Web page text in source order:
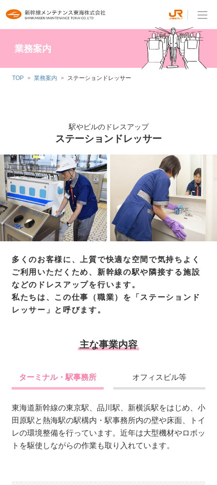
業務案内
TOP 業務案内 ステーションドレッサー
駅やビルのドレスアップ
ステーションドレッサー
多くのお客様に、上質で快適な空間で気持ちよく
ご利用いただくため、新幹線の駅や隣接する施設
などのドレスアップを行います。
私たちは、この仕事（職業）を「ステーションド
レッサー」と呼びます。
主な事業内容
ターミナル・駅事務所 オフィスビル等
東海道新幹線の東京駅、品川駅、新横浜駅をはじめ、小
田原駅と熱海駅の駅構内・駅事務所内の壁や床面、トイ
レの環境整備を行っています。近年は大型機材やロボッ
トを駆使しながらの作業も取り入れています。